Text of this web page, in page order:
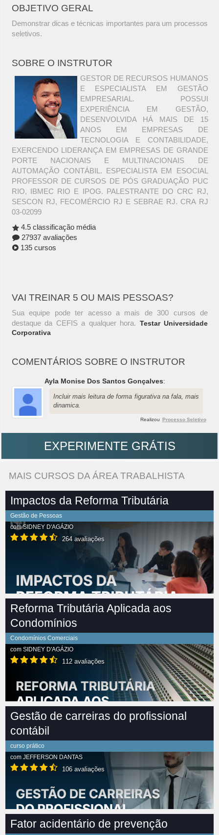
OBJETIVO GERAL
Demonstrar dicas e técnicas importantes para um processos
seletivos.
SOBRE O INSTRUTOR
GESTOR DE RECURSOS HUMANOS
E ESPECIALISTA EM GESTÃO
EMPRESARIAL. POSSUI
EXPERIÊNCIA EM GESTÃO,
DESENVOLVIDA HÁ MAIS DE 15
ANOS EM EMPRESAS DE
TECNOLOGIA E CONTABILIDADE,
EXERCENDO LIDERANÇA EM EMPRESAS DE GRANDE
PORTE NACIONAIS E MULTINACIONAIS DE
AUTOMAÇÃO CONTÁBIL. ESPECIALISTA EM ESOCIAL
PROFESSOR DE CURSOS DE PÓS GRADUAÇÃO PUC
RIO, IBMEC RIO E IPOG. PALESTRANTE DO CRC RJ,
SESCON RJ, FECOMÉRCIO RJ E SEBRAE RJ. CRA RJ
03-02099
4.5 classificação média
27937 avaliações
135 cursos
VAI TREINAR 5 OU MAIS PESSOAS?
Sua equipe pode ter acesso a mais de 300 cursos de
destaque da CEFIS a qualquer hora. Testar Universidade
Corporativa
COMENTÁRIOS SOBRE O INSTRUTOR
Ayla Monise Dos Santos Gonçalves:
Incluir mais leitura de forma figurativa na fala, mais
dinamica.
Realizou Processo Seletivo
EXPERIMENTE GRÁTIS
MAIS CURSOS DA ÁREA TRABALHISTA
Impactos da Reforma Tributária
Gestão de Pessoas
comSIDNEY D'AGÁZIO
264 avaliações
Reforma Tributária Aplicada aos
Condomínios
Condomínios Comerciais
com SIDNEY D'AGÁZIO
112 avaliações
Gestão de carreiras do profissional
contábil
curso prático
com JEFFERSON DANTAS
106 avaliações
Fator acidentário de prevenção